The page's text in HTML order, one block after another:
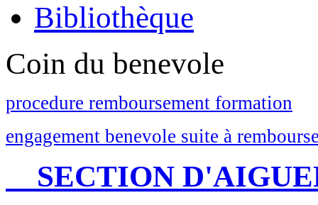
Bibliothèque
Coin du benevole
procedure remboursement formation
engagement benevole suite à
SECTION